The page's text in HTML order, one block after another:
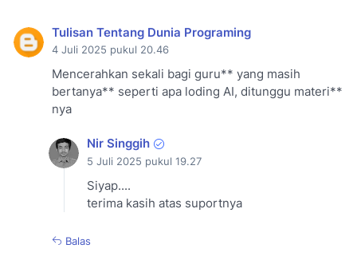
Tulisan Tentang Dunia Programing
4 Juli 2025 pukul 20.46
Mencerahkan sekali bagi guru** yang masih
bertanya** seperti apa loding AI, ditunggu materi**
nya
Nir Singgih
5 Juli 2025 pukul 19.27
Siyap....
terima kasih atas suportnya
Balas